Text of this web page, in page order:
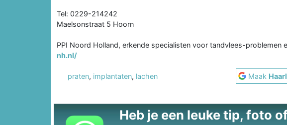
Tel: 0229-214242
Maelsonstraat 5 Hoorn
PPI Noord Holland, erkende specialisten voor tandvlees-problemen
nh.nl/
praten, implantaten, lachen Maak
Heb je een leuke tip, foto